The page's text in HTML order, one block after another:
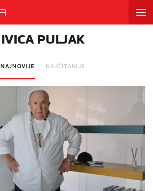
IVICA PULJAK
NAJNOVIJE NAJČITANIJE